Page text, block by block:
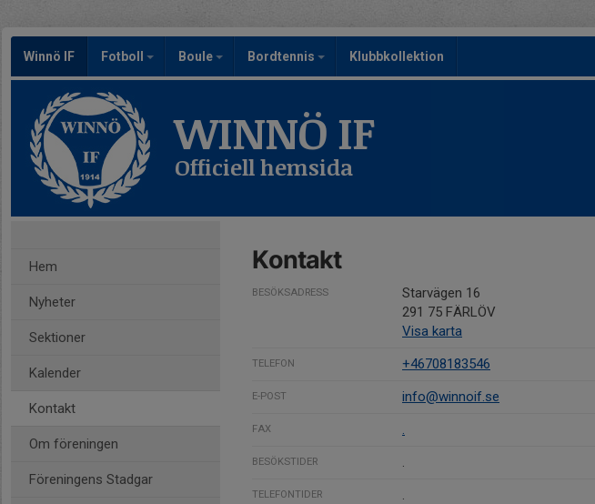
Winnö IF Fotboll Boule Bordtennis Klubbkollektion
WINNÖ IF
Officiell hemsida
Hem
Nyheter
Sektioner
Kalender
Kontakt
Om föreningen
Föreningens Stadgar
Kontakt
BESÖKSADRESS
Starvägen 16
291 75 FÄRLÖV
Visa karta
TELEFON +46708183546
E-POST info@winnoif.se
FAX .
BESÖKSTIDER .
TELEFONTIDER .